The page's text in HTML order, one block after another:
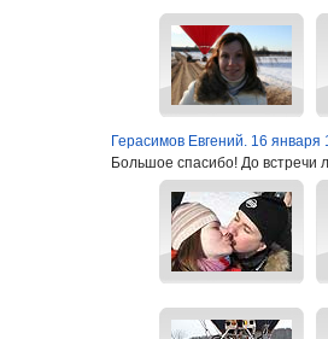
Герасимов Евгений. 16 января
Большое спасибо! До встречи